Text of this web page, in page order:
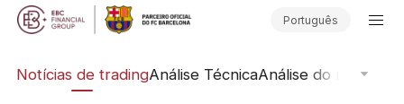
Português
Notícias de tradingAnálise TécnicaAnálise do mercado